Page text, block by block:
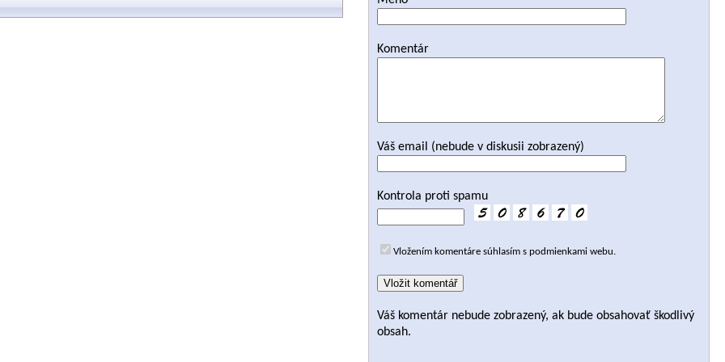
Komentár
Váš email (nebude v diskusii zobrazený)
Kontrola proti spamu
Vložením komentáre súhlasím s podmienkami webu.
Váš komentár nebude zobrazený, ak bude obsahovať škodlivý
obsah.